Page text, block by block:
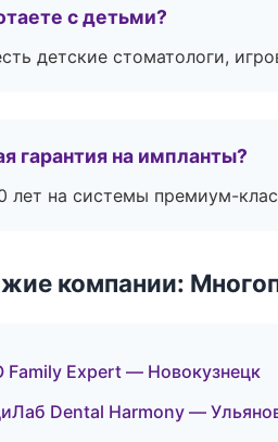
с детьми?
детские стоматологи,
гарантия на импланты?
лет на системы премиум-
компании:
Expert — Новокузнецк
Dental Harmony —